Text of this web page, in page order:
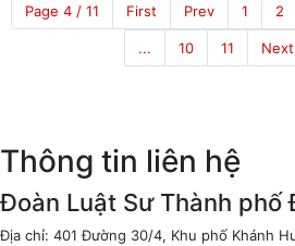
Page 4 / 11 First Prev 1 2
... 10 11 Next
Thông tin liên hệ
Đoàn Luật Sư Thành phố
Địa chỉ: 401 Đường 30/4, Khu phố Khánh